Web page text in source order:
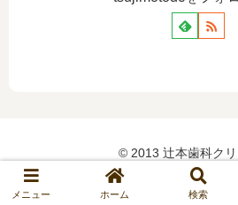
© 2013 辻本歯科クリ
メニュー ホーム 検索